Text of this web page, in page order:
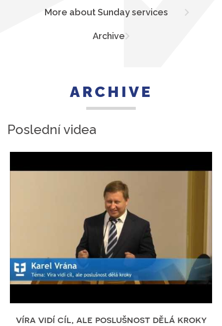
More about Sunday services
Archive
ARCHIVE
Poslední videa
víra vidí cíl, ale poslušnost dělá kroky